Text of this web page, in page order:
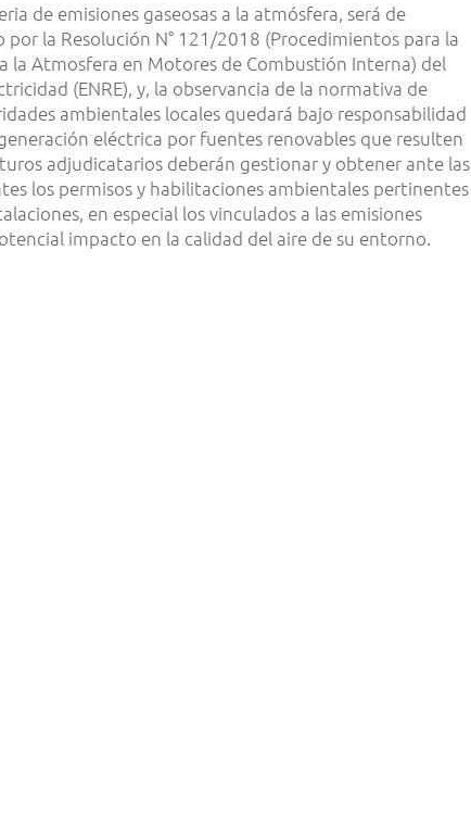
de emisiones gaseosas a la atmósfera, será de
la Resolución N° 121/2018 (Procedimientos para la
la Atmosfera en Motores de Combustión Interna) del
(ENRE), y, la observancia de la normativa de
ambientales locales quedará bajo responsabilidad
eléctrica por fuentes renovables que resulten
adjudicatarios deberán gestionar y obtener ante las
los permisos y habilitaciones ambientales pertinentes
en especial los vinculados a las emisiones
impacto en la calidad del aire de su entorno.